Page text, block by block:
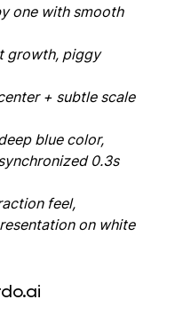
one with smooth
growth, piggy
+ subtle scale
blue color,
0.3s
feel,
on white